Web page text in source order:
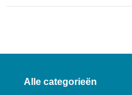
Alle categorieën